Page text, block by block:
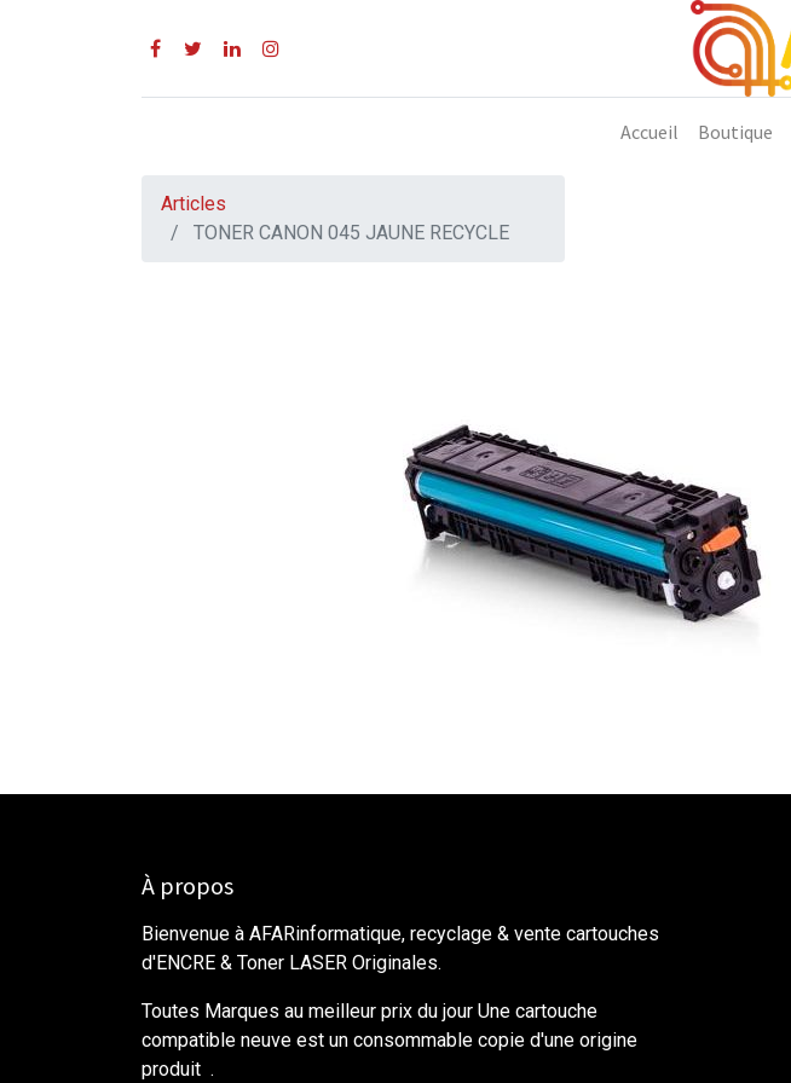
Accueil Boutique
Articles
TONER CANON 045 JAUNE RECYCLE
À propos
Bienvenue à AFARinformatique, recyclage & vente cartouches
d'ENCRE & Toner LASER Originales.
Toutes Marques au meilleur prix du jour Une cartouche
compatible neuve est un consommable copie d'une origine
produit .